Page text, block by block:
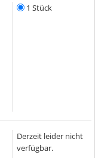
1 Stück
Derzeit leider nicht
verfügbar.